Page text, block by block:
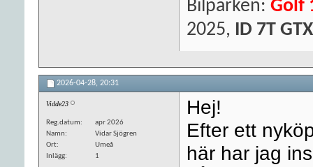
Bilparken: Golf
2025,
ID 7T GTX
2026-04-28, 20:31
Vidde23
Reg.datum
apr 2026
Namn
Vidar Sjögren
Ort
Umeå
Inlägg
1
Hej!
Efter ett
här har jag